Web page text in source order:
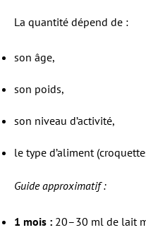
La quantité dépend de :
son âge,
son poids,
son niveau d’activité,
le type d’aliment
Guide approximatif :
1 mois : 20–30 ml de lait